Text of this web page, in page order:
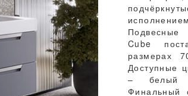
Cube
размерах
Доступные
– белый
Финальный